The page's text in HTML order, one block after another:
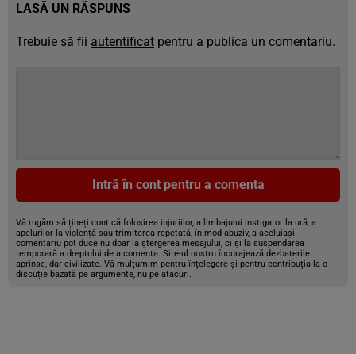
LASĂ UN RĂSPUNS
Trebuie să fii autentificat pentru a publica un comentariu.
Intră în cont pentru a comenta
Vă rugăm să țineți cont că folosirea injuriilor, a limbajului instigator la ură, a
apelurilor la violență sau trimiterea repetată, în mod abuziv, a aceluiași
comentariu pot duce nu doar la ștergerea mesajului, ci și la suspendarea
temporară a dreptului de a comenta. Site-ul nostru încurajează dezbaterile
aprinse, dar civilizate. Vă mulțumim pentru înțelegere și pentru contribuția la o
discuție bazată pe argumente, nu pe atacuri.